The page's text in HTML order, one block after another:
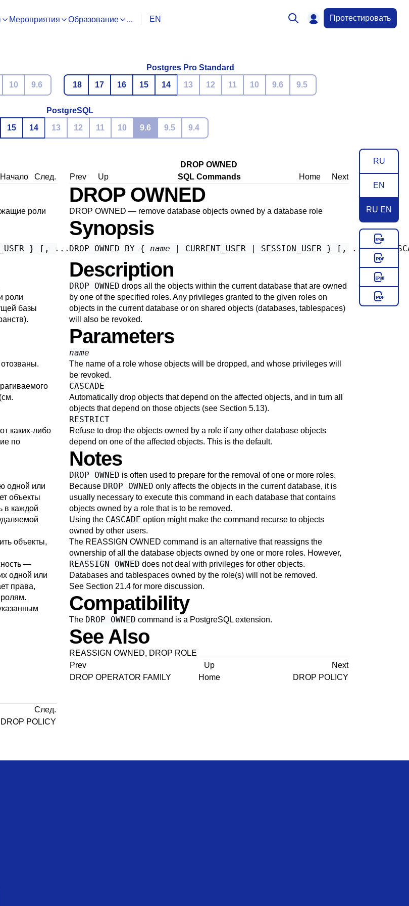
Мероприятия Образование ... EN Протестировать
10 9.6
Postgres Pro Standard
18
17 16 15 14 13 12 11 10 9.6 9.5
PostgreSQL
15 14 13 12 11 10 9.6 9.5 9.4
RU
EN
RU EN
Начало След.
роли
} [, ...] [ CASCADE | RESTRICT ]
роли
базы
каких-либо
по
одной или
объекты
в каждой
объекты,
—
одной или
права,
След.
DROP POLICY
DROP OWNED
Prev
Up SQL Commands Home Next
DROP OWNED
DROP OWNED — remove database objects owned by a database role
Synopsis
DROP OWNED BY { name
Description
DROP OWNED drops all the objects within the current database that are owned
by one of the specified roles. Any privileges granted to the given roles on
objects in the current database or on shared objects (databases, tablespaces)
will also be revoked.
Parameters
name
The name of a role whose objects will be dropped, and whose privileges will
be revoked.
CASCADE
Automatically drop objects that depend on the affected objects, and in turn all
objects that depend on those objects (see Section 5.13).
RESTRICT
Refuse to drop the objects owned by a role if any other database objects
depend on one of the affected objects. This is the default.
Notes
DROP OWNED is often used to prepare for the removal of one or more roles.
Because DROP OWNED only affects the objects in the current database, it is
usually necessary to execute this command in each database that contains
objects owned by a role that is to be removed.
Using the CASCADE option might make the command recurse to objects
owned by other users.
The REASSIGN OWNED command is an alternative that reassigns the
ownership of all the database objects owned by one or more roles. However,
REASSIGN OWNED does not deal with privileges for other objects.
Databases and tablespaces owned by the role(s) will not be removed.
See Section 21.4for more discussion.
Compatibility
The DROP OWNED command is a PostgreSQLextension.
See Also
REASSIGN OWNED, DROP ROLE
Prev
Up
Next
DROP OPERATOR FAMILY
Home DROP POLICY